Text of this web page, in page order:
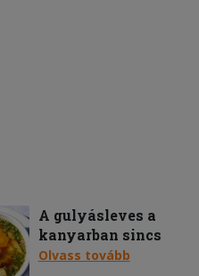
A gulyásleves a
kanyarban sincs
Olvass tovább